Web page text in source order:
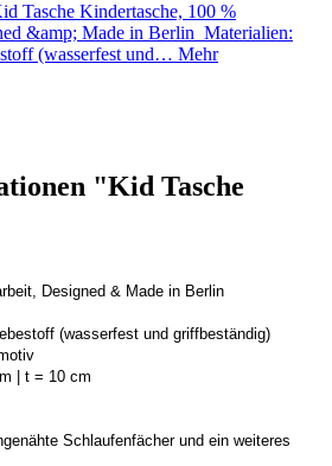
Tasche Kindertasche, 100 %
&amp; Made in Berlin Materialien:
(wasserfest und… Mehr
"Kid Tasche
Designed & Made in Berlin
(wasserfest und griffbeständig)
| t = 10 cm
Schlaufenfächer und ein weiteres